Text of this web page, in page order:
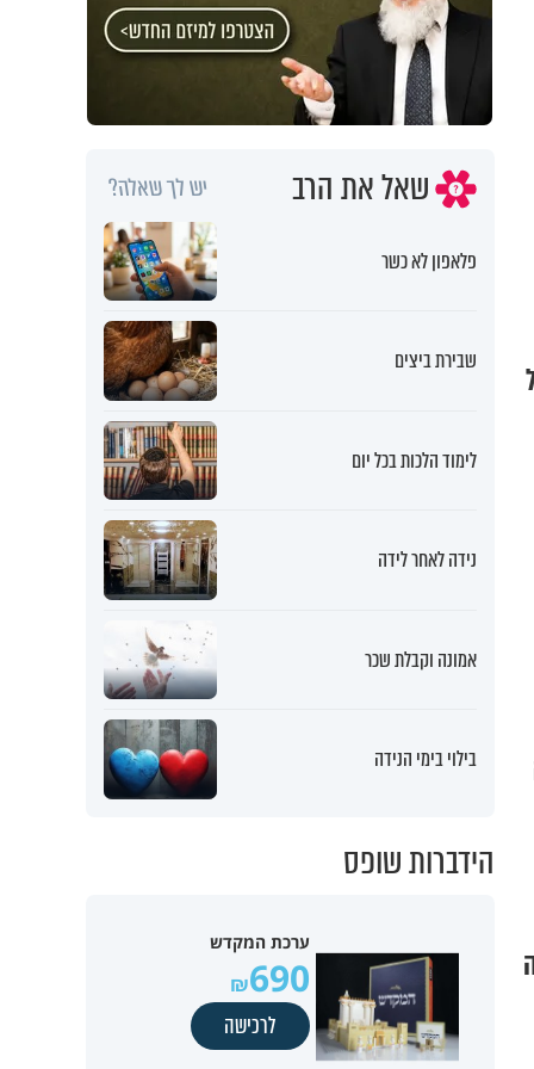
שאל את הרב יש לך שאלה?
פלאפון לא כשר
שבירת ביצים
לימוד הלכות בכל יום
נידה לאחר לידה
אמונה וקבלת שכר
בילוי בימי הנידה
הידברות שופס
ערכת המקדש
690
לרכישה